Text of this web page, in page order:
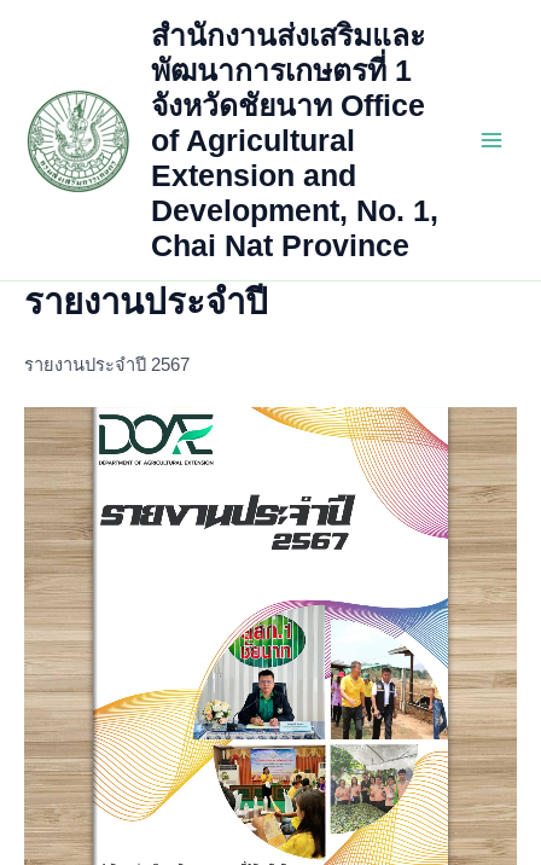
สำนักงานส่งเสริมและ
พัฒนาการเกษตรที่ 1
จังหวัดชัยนาท Office
of Agricultural
Extension and
Development, No. 1,
Chai Nat Province
รายงานประจำปี
รายงานประจำปี 2567